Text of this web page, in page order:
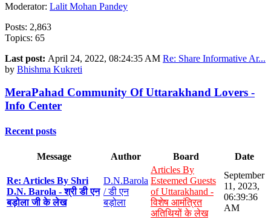
Moderator: Lalit Mohan Pandey
Posts: 2,863
Topics: 65
Last post: April 24, 2022, 08:24:35 AM Re: Share Informative Ar...
by Bhishma Kukreti
MeraPahad Community Of Uttarakhand Lovers -
Info Center
Recent posts
Message Author Board Date
Re: Articles By Shri
D.N. Barola - श्री डी एन
बड़ोला जी के लेख
D.N.Barola
/ डी एन
बड़ोला
Articles By
Esteemed Guests
of Uttarakhand -
विशेष आमंत्रित
अतिथियों के लेख
September
11, 2023,
06:39:36
AM